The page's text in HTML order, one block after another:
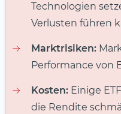
Technologien
Verlusten führen
Marktrisiken:
Performance von
Kosten: Einige
die Rendite